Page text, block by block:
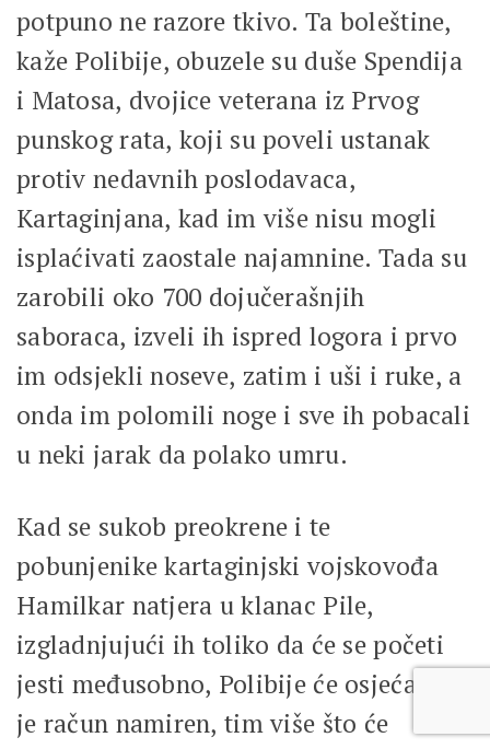
potpuno ne razore tkivo. Ta boleštine,
kaže Polibije, obuzele su duše Spendija
i Matosa, dvojice veterana iz Prvog
punskog rata, koji su poveli ustanak
protiv nedavnih poslodavaca,
Kartaginjana, kad im više nisu mogli
isplaćivati zaostale najamnine. Tada su
zarobili oko 700 dojučerašnjih
saboraca, izveli ih ispred logora i prvo
im odsjekli noseve, zatim i uši i ruke, a
onda im polomili noge i sve ih pobacali
u neki jarak da polako umru.
Kad se sukob preokrene i te
pobunjenike kartaginjski vojskovođa
Hamilkar natjera u klanac Pile,
izgladnjujući ih toliko da će se početi
jesti međusobno, Polibije će osjećati da
je račun namiren, tim više što će